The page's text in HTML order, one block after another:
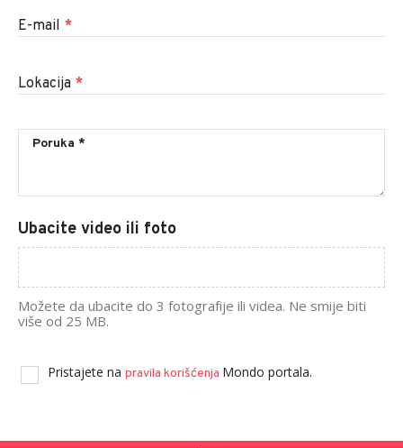
E-mail *
Lokacija *
Ubacite video ili foto
Možete da ubacite do 3 fotografije ili videa. Ne smije biti
više od 25 MB.
Pristajete na pravila korišćenja Mondo portala.